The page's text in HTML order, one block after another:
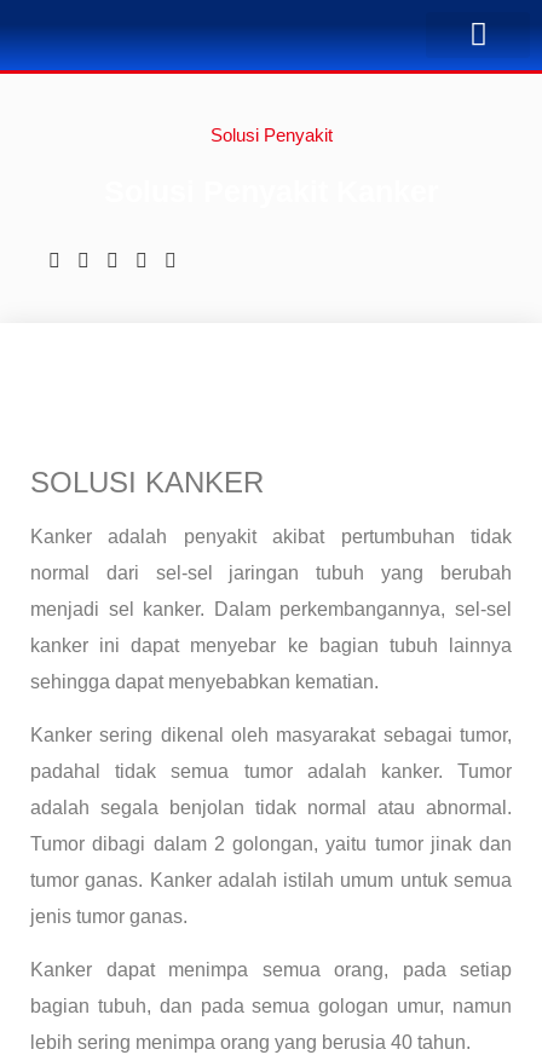
Solusi Penyakit
SOLUSI KANKER
Kanker adalah penyakit akibat pertumbuhan tidak
normal dari sel-sel jaringan tubuh yang berubah
menjadi sel kanker. Dalam perkembangannya, sel-sel
kanker ini dapat menyebar ke bagian tubuh lainnya
sehingga dapat menyebabkan kematian.
Kanker sering dikenal oleh masyarakat sebagai tumor,
padahal tidak semua tumor adalah kanker. Tumor
adalah segala benjolan tidak normal atau abnormal.
Tumor dibagi dalam 2 golongan, yaitu tumor jinak dan
tumor ganas. Kanker adalah istilah umum untuk semua
jenis tumor ganas.
Kanker dapat menimpa semua orang, pada setiap
bagian tubuh, dan pada semua gologan umur, namun
lebih sering menimpa orang yang berusia 40 tahun.